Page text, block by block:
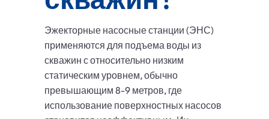
Эжекторные насосные станции (ЭНС)
применяются для подъема воды из
скважин с относительно низким
статическим уровнем, обычно
превышающим 8-9 метров, где
использование поверхностных насосов